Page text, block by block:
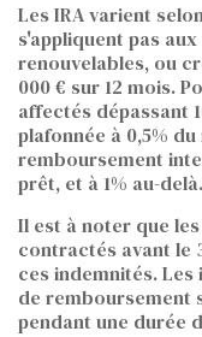
Les IRA varient
s'appliquent pas
renouvelables, ou
000 € sur 12 mois.
affectés dépassant
plafonnée à 0,5%
remboursement
prêt, et à 1% au-delà.
Il est à noter que
contractés avant le
ces indemnités.
de remboursement
pendant une durée